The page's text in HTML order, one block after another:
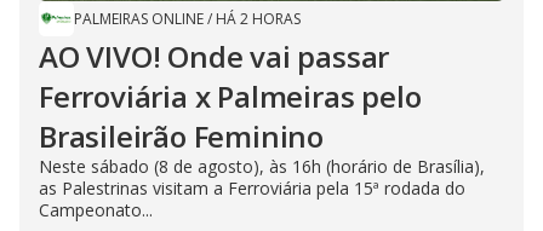
PALMEIRAS ONLINE/ HÁ 2 HORAS
AO VIVO! Onde vai passar
Ferroviária x Palmeiras pelo
Brasileirão Feminino
Neste sábado (8 de agosto), às 16h (horário de Brasília),
as Palestrinas visitam a Ferroviária pela 15ª rodada do
Campeonato...